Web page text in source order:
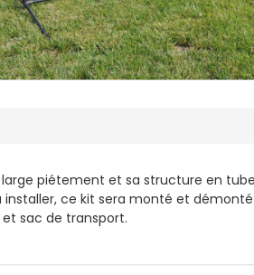
piétement et sa structure en
ce kit sera monté et
et sac de transport.